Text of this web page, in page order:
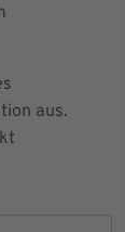
aus.